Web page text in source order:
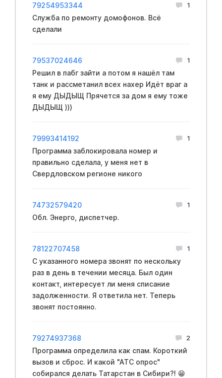
79254953344 1
Служба по ремонту домофонов. Всё
сделали
79537024646 1
Решил в пабг зайти а потом я нашёл там
танк и рассметанил всех нахер Идёт враг а
я ему ДЫДЫЩ Прячется за дом я ему тоже
ДЫДЫЩ )))
79993414192 1
Программа заблокировала номер и
правильно сделала, у меня нет в
Свердловском регионе никого
74732579420 1
Обл. Энерго, диспетчер.
78122707458 1
С указанного номера звонят по нескольку
раз в день в течении месяца. Был один
контакт, интересует ли меня списание
задолженности. Я ответила нет. Теперь
звонят постоянно.
79274937368 2
Программа определила как спам. Короткий
вызов и сброс. И какой "АТС опрос"
собирался делать Татарстан в Сибири?! 😁